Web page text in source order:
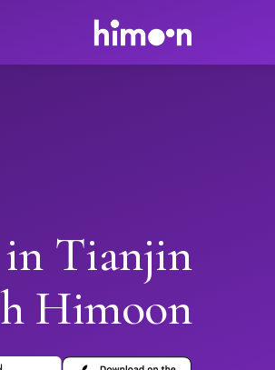
in Tianjin
Himoon